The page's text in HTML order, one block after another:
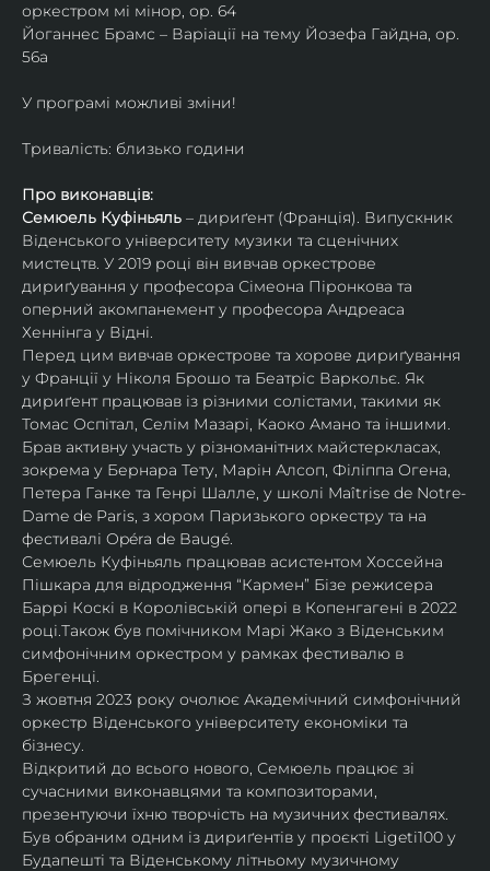
оркестром мі мінор, ор. 64
Йоганнес Брамс – Варіації на тему Йозефа Гайдна, ор.
56a
У програмі можливі зміни!
Тривалість: близько години
Про виконавців:
Семюель Куфіньяль – дириґент (Франція). Випускник
Віденського університету музики та сценічних
мистецтв. У 2019 році він вивчав оркестрове
дириґування у професора Сімеона Піронкова та
оперний акомпанемент у професора Андреаса
Хеннінга у Відні.
Перед цим вивчав оркестрове та хорове дириґування
у Франції у Ніколя Брошо та Беатріс Варкольє. Як
дириґент працював із різними солістами, такими як
Томас Оспітал, Селім Мазарі, Каоко Амано та іншими.
Брав активну участь у різноманітних майстеркласах,
зокрема у Бернара Тету, Марін Алсоп, Філіппа Огена,
Петера Ганке та Генрі Шалле, у школі Maîtrise de Notre-
Dame de Paris, з хором Паризького оркестру та на
фестивалі Opéra de Baugé.
Семюель Куфіньяль працював асистентом Хоссейна
Пішкара для відродження “Кармен” Бізе режисера
Баррі Коскі в Королівській опері в Копенгагені в 2022
році.Також був помічником Марі Жако з Віденським
симфонічним оркестром у рамках фестивалю в
Брегенці.
З жовтня 2023 року очолює Академічний симфонічний
оркестр Віденського університету економіки та
бізнесу.
Відкритий до всього нового, Семюель працює зі
сучасними виконавцями та композиторами,
презентуючи їхню творчість на музичних фестивалях.
Був обраним одним із дириґентів у проєкті Ligeti100 у
Будапешті та Віденському літньому музичному